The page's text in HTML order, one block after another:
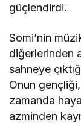
güçlendirdi.
Somi’nin
diğerlerinden
sahneye
Onun
zamanda
azminden